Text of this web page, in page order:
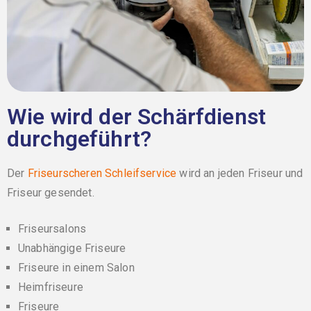
Wie wird der Schärfdienst
durchgeführt?
Der Friseurscheren Schleifservice wird an jeden Friseur und
Friseur gesendet.
Friseursalons
Unabhängige Friseure
Friseure in einem Salon
Heimfriseure
Friseure